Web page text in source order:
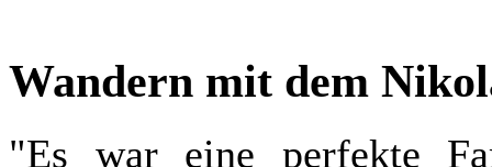
Wandern mit dem
"Es war eine perfekte